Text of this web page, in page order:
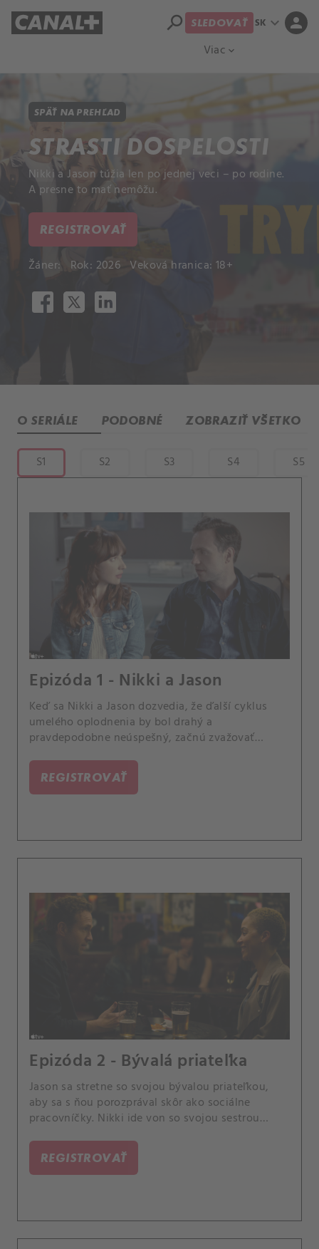
Viac expand_more
search SLEDOVAŤ SK expand_more person
SPÄŤ NA PREHĽAD
STRASTI DOSPELOSTI
Nikki a Jason túžia len po jednej veci – po rodine.
A presne to mať nemôžu.
REGISTROVAŤ
Žáner: Rok: 2026 Veková hranica: 18+
O SERIÁLE PODOBNÉ ZOBRAZIŤ VŠETKO
S1 S2 S3 S4 S5
Epizóda 1 - Nikki a Jason
Keď sa Nikki a Jason dozvedia, že ďalší cyklus
umelého oplodnenia by bol drahý a
pravdepodobne neúspešný, začnú zvažovať
REGISTROVAŤ
Epizóda 2 - Bývalá priateľka
Jason sa stretne so svojou bývalou priateľkou,
aby sa s ňou porozprával skôr ako sociálne
pracovníčky. Nikki ide von so svojou sestrou
REGISTROVAŤ